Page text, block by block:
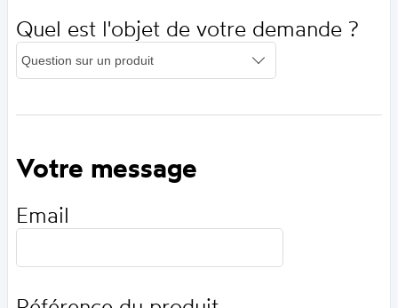
Quel est l'objet de votre demande ?
Votre message
Email